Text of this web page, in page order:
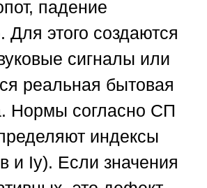
падение
Для этого создаются
сигналы или
реальная бытовая
Нормы согласно СП
индексы
и Iу). Если значения